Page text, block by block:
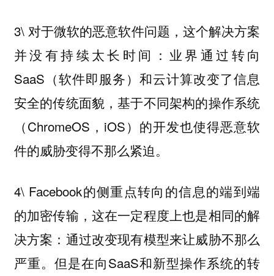
3\ 对于微软的恶意软件问题，这个解决方案
并没有持续太长时间：业界通过转向
SaaS（软件即服务）和云计算改变了信息
安全的传统面貌，基于不同架构的操作系统
（ChromeOS，iOS）的开发也使得恶意软
件的威胁变得不那么紧迫。
4\ Facebook的侧重点转向的信息的端到端
的加密传输，这在一定程度上也是相同的解
决方案：通过改变现有模型来让威胁不那么
严重。但是在向SaaS和新型操作系统的转